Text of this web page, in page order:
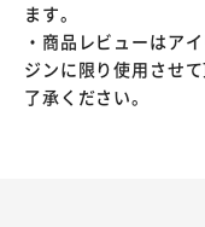
ます。
・商品レビューはア
ジンに限り使用させ
了承ください。